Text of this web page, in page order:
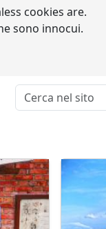
cookies are.
sono innocui.